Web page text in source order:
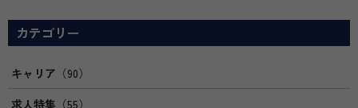
カテゴリー
キャリア （90）
求人特集 （55）